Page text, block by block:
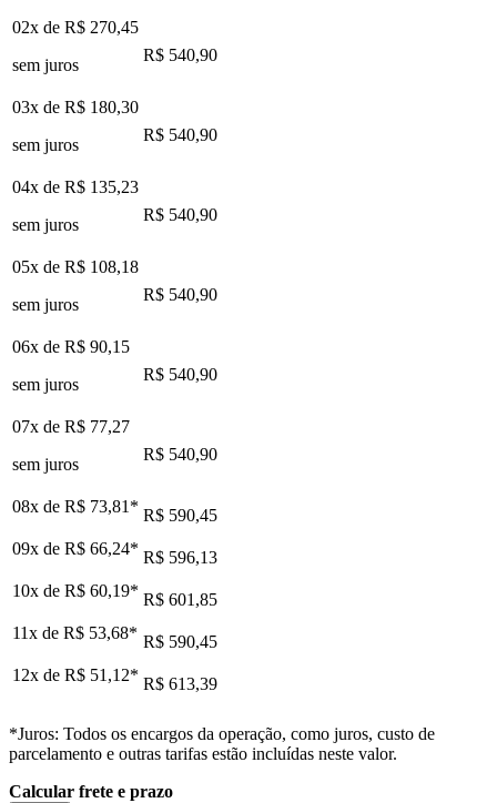
02x de R$ 270,45
sem juros
R$ 540,90
03x de R$ 180,30
sem juros
R$ 540,90
04x de R$ 135,23
sem juros
R$ 540,90
05x de R$ 108,18
sem juros
R$ 540,90
06x de R$ 90,15
sem juros
R$ 540,90
07x de R$ 77,27
sem juros
R$ 540,90
08x de R$ 73,81 * R$ 590,45
09x de R$ 66,24* R$ 596,13
10x de R$ 60,19* R$ 601,85
11x de R$ 53,68* R$ 590,45
12x de R$ 51,12* R$ 613,39
*Juros: Todos os encargos da operação, como juros, custo de
parcelamento e outras tarifas estão incluídas neste valor.
Calcular frete e prazo